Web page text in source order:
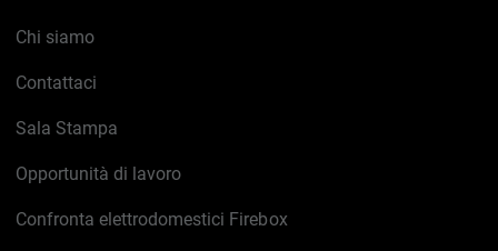
Chi siamo
Contattaci
Sala Stampa
Opportunità di lavoro
Confronta elettrodomestici Firebox